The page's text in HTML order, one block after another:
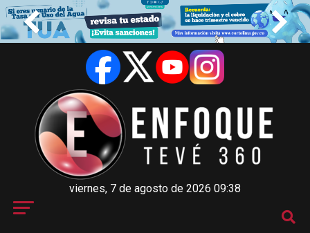
viernes, 7 de agosto de 2026 09:38